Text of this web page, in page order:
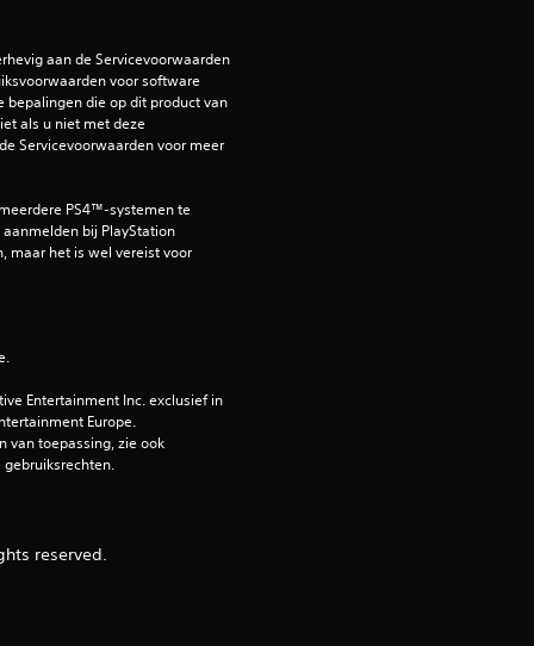
aan de Servicevoorwaarden
voor software
bepalingen die op dit product van
als u niet met deze
Servicevoorwaarden voor meer
PS4™-systemen te
bij PlayStation
maar het is wel vereist voor
Entertainment Inc. exclusief in
Europe.
van toepassing, zie ook
reserved.